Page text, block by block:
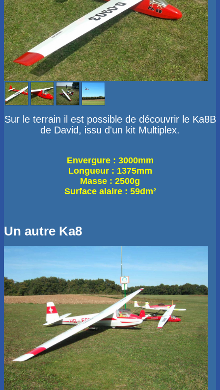
Sur le terrain il est possible de découvrir le Ka8B
de David, issu d'un kit Multiplex.
Envergure : 3000mm
Longueur : 1375mm
Masse : 2500g
Surface alaire : 59dm²
Un autre Ka8